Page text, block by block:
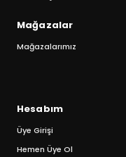
Mağazalar
Mağazalarımız
Hesabım
Üye Girişi
Hemen Üye Ol